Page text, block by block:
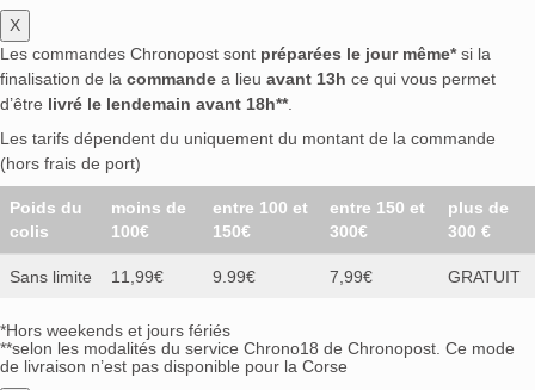
X
Les commandes Chronopost sont préparées le jour même*si la
finalisation de la commande a lieu avant 13h ce qui vous permet
d’être livré le lendemain avant 18h**.
Les tarifs dépendent du uniquement du montant de la commande
(hors frais de port)
Poids du
colis
moins de
100€
entre 100 et
150€
entre 150 et
300€
plus de
300 €
Sans limite 11,99€ 9.99€ 7,99€ GRATUIT
*Hors weekends et jours fériés
**selon les modalités du service Chrono18 de Chronopost. Ce mode
de livraison n’est pas disponible pour la Corse